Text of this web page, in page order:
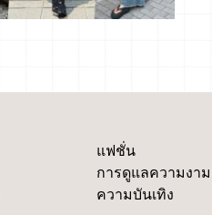
แฟชั่น
การดูแลความงาม
ความบันเทิง